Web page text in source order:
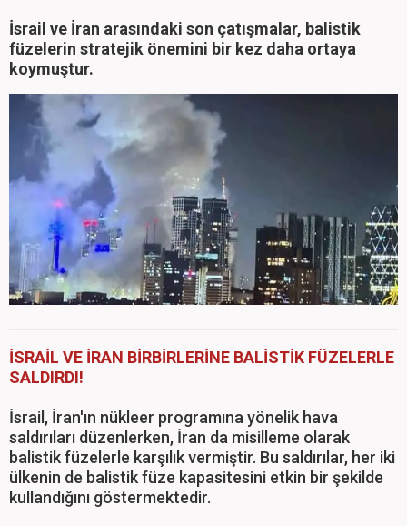
İsrail ve İran arasındaki son çatışmalar, balistik
füzelerin stratejik önemini bir kez daha ortaya
koymuştur.
İSRAİL VE İRAN BİRBİRLERİNE BALİSTİK FÜZELERLE
SALDIRDI!
İsrail, İran'ın nükleer programına yönelik hava
saldırıları düzenlerken, İran da misilleme olarak
balistik füzelerle karşılık vermiştir. Bu saldırılar, her iki
ülkenin de balistik füze kapasitesini etkin bir şekilde
kullandığını göstermektedir.